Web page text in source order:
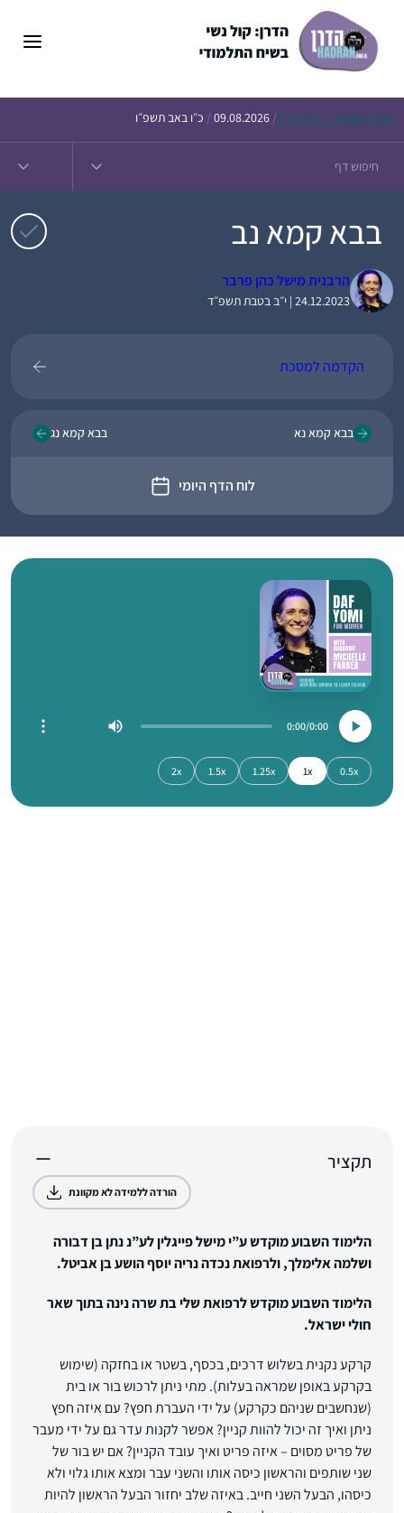
Today’s Daf – זבחים נ״ו /
09.08.2026
/ כ״ו באב תשפ״ו
בבא קמא נב
הרבנית מישל כהן פרבר
24.12.2023 | י״ב בטבת תשפ״ד
הקדמה למסכת
בבא קמא נא
לוח הדף היומי
בבא קמא נג
0:00
0:00
0.5x
1x
1.25x
1.5x
2x
תקציר
הורדה ללמידה לא מקוונת
הלימוד השבוע מוקדש ע”י מישל פייגלין לע”נ נתן בן דבורה
ושלמה אלימלך, ולרפואת נכדה נריה יוסף הושע בן אביטל.
הלימוד השבוע מוקדש לרפואת שלי בת שרה נינה בתוך שאר
חולי ישראל.
קרקע נקנית בשלוש דרכים, בכסף, בשטר או בחזקה (שימוש
בקרקע באופן שמראה בעלות). מתי ניתן לרכוש בור או בית
(שנחשבים שניהם כקרקע) על ידי העברת חפץ? עם איזה חפץ
ניתן ואיך זה יכול להוות קניין? אפשר לקנות עדר גם על ידי מעבר
של פריט מסוים – איזה פריט ואיך עובד הקניין? אם יש בור של
שני שותפים והראשון כיסה אותו והשני עבר ומצא אותו גלוי ולא
כיסהו, הבעל השני חייב. באיזה שלב יחזור הבעל הראשון להיות